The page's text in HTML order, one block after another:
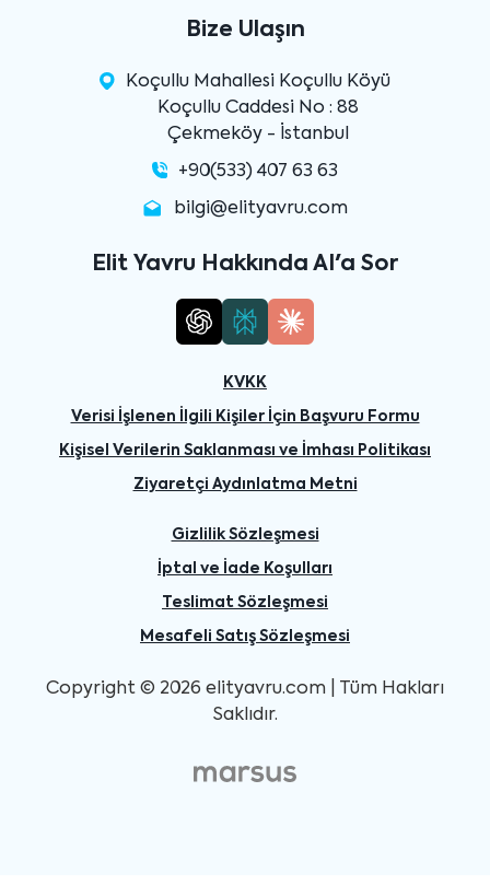
Bize Ulaşın
Koçullu Mahallesi Koçullu Köyü
Koçullu Caddesi No : 88
Çekmeköy - İstanbul
+90(533) 407 63 63
bilgi@elityavru.com
Elit Yavru Hakkında AI'a Sor
KVKK
Verisi İşlenen İlgili Kişiler İçin Başvuru Formu
Kişisel Verilerin Saklanması ve İmhası Politikası
Ziyaretçi Aydınlatma Metni
Gizlilik Sözleşmesi
İptal ve İade Koşulları
Teslimat Sözleşmesi
Mesafeli Satış Sözleşmesi
Copyright © 2026 elityavru.com | Tüm Hakları
Saklıdır.